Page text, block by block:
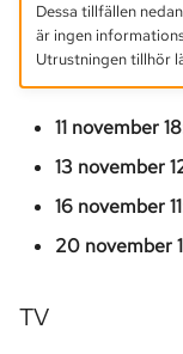
ö
Parkering
Passersystem
Stämma
Vår fastighet
Utrymmen
Dessa tillfällen
är ingen
Utrustningen tillhör
11 november
13 november
16 november
20 november
TV